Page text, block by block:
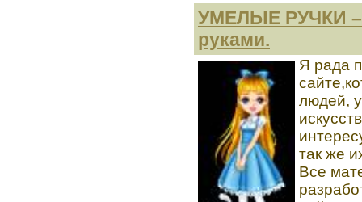
УМЕЛЫЕ РУЧКИ –
руками.
Я рада
людей,
так же
Все